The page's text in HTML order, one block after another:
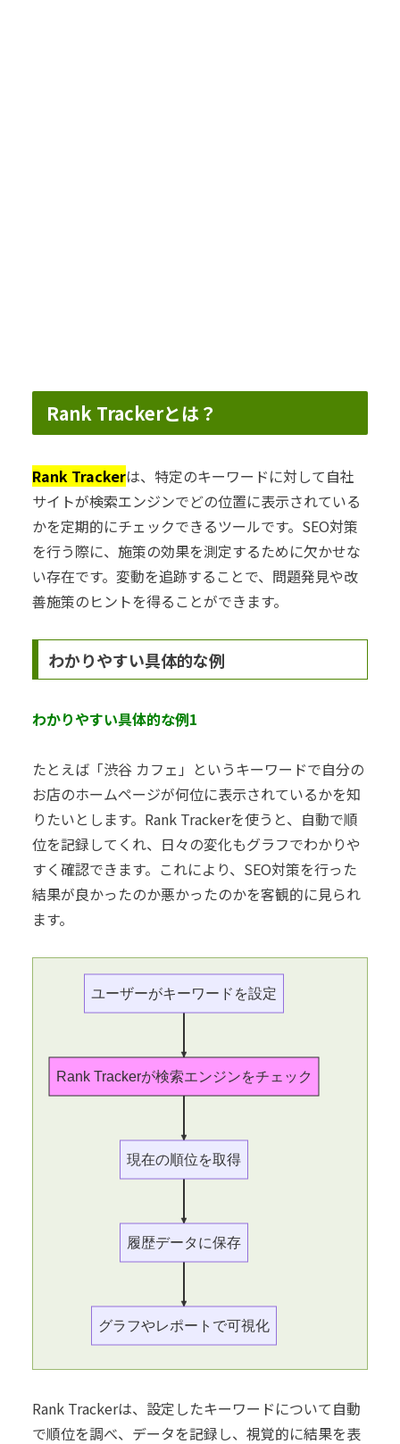
Rank Trackerとは？
Rank Trackerは、特定のキーワードに対して自社
サイトが検索エンジンでどの位置に表示されている
かを定期的にチェックできるツールです。SEO対策
を行う際に、施策の効果を測定するために欠かせな
い存在です。変動を追跡することで、問題発見や改
善施策のヒントを得ることができます。
わかりやすい具体的な例
わかりやすい具体的な例1
たとえば「渋谷 カフェ」というキーワードで自分の
お店のホームページが何位に表示されているかを知
りたいとします。Rank Trackerを使うと、自動で順
位を記録してくれ、日々の変化もグラフでわかりや
すく確認できます。これにより、SEO対策を行った
結果が良かったのか悪かったのかを客観的に見られ
ます。
ユーザーがキーワードを設定
Rank Trackerが検索エンジンをチェック
現在の順位を取得
履歴データに保存
グラフやレポートで可視化
Rank Trackerは、設定したキーワードについて自動
で順位を調べ、データを記録し、視覚的に結果を表